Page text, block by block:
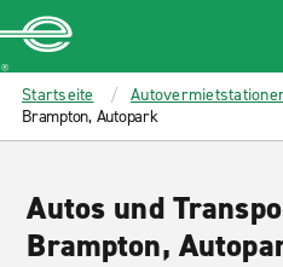
MAIN
CONTENT
Enterprise
Startseite
Brampton, Autopark
Autos und
Brampton,